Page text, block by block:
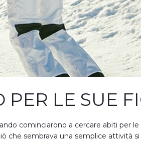
LE SUE
cominciarono a cercare abiti per le
che sembrava una semplice attività